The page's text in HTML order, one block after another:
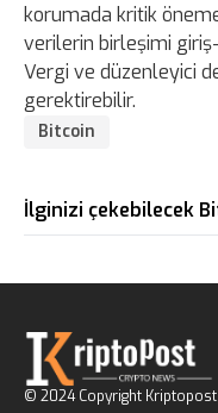
korumada kritik
verilerin birleşimi giriş-
Vergi ve düzenleyici
gerektirebilir.
Bitcoin
İlginizi çekebilecek
© 2024 Copyright